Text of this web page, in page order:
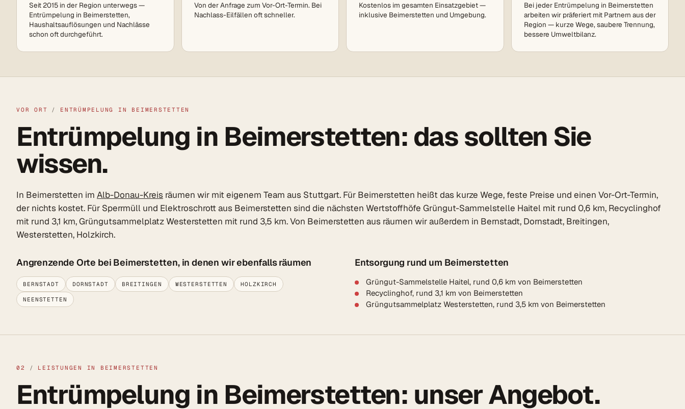
Seit 2015 in der Region unterwegs —
Entrümpelung in Beimerstetten,
Haushaltsauflösungen und Nachlässe
schon oft durchgeführt.
Von der Anfrage zum Vor-Ort-Termin. Bei
Nachlass-Eilfällen oft schneller.
Kostenlos im gesamten Einsatzgebiet —
inklusive Beimerstetten und Umgebung.
Bei jeder Entrümpelung in Beimerstetten
arbeiten wir präferiert mit Partnern aus der
Region — kurze Wege, saubere Trennung,
bessere Umweltbilanz.
VOR ORT / ENTRÜMPELUNG IN BEIMERSTETTEN
Entrümpelung in Beimerstetten: das sollten Sie
wissen.
In Beimerstetten im Alb-Donau-Kreis räumen wir mit eigenem Team aus Stuttgart. Für Beimerstetten heißt das kurze Wege, feste Preise und einen Vor-Ort-Termin,
der nichts kostet. Für Sperrmüll und Elektroschrott aus Beimerstetten sind die nächsten Wertstoffhöfe Grüngut-Sammelstelle Haitel mit rund 0,6 km, Recyclinghof
mit rund 3,1 km, Grüngutsammelplatz Westerstetten mit rund 3,5 km. Von Beimerstetten aus räumen wir außerdem in Bernstadt, Dornstadt, Breitingen,
Westerstetten, Holzkirch.
Angrenzende Orte bei Beimerstetten, in denen wir ebenfalls räumen
BERNSTADT DORNSTADT BREITINGEN WESTERSTETTEN HOLZKIRCH
NEENSTETTEN
Entsorgung rund um Beimerstetten
Grüngut-Sammelstelle Haitel, rund 0,6 km von Beimerstetten
Recyclinghof, rund 3,1 km von Beimerstetten
Grüngutsammelplatz Westerstetten, rund 3,5 km von Beimerstetten
02 / LEISTUNGEN IN BEIMERSTETTEN
Entrümpelung in Beimerstetten: unser Angebot.